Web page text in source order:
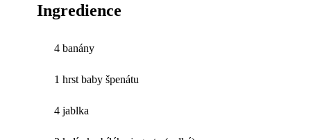
Ingredience
4 banány
1 hrst baby špenátu
4 jablka